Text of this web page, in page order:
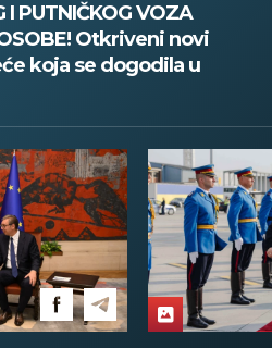
I PUTNIČKOG VOZA
Otkriveni novi
koja se dogodila u